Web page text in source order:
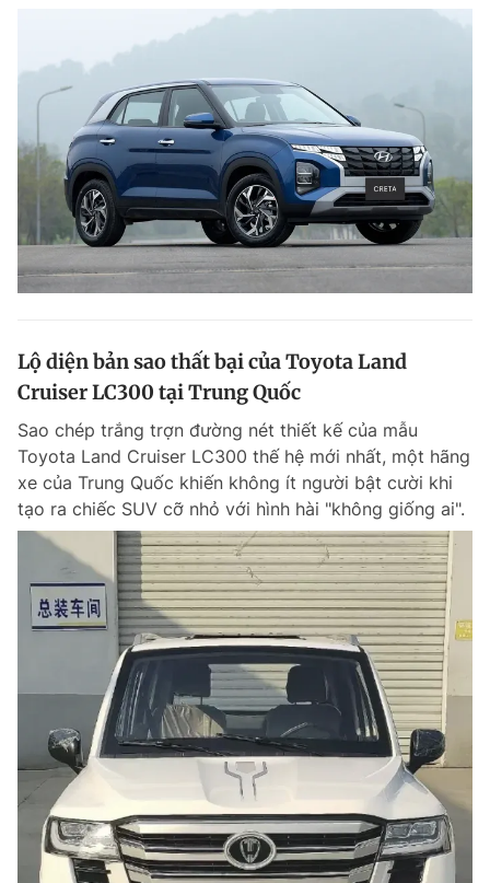
Lộ diện bản sao thất bại của Toyota Land
Cruiser LC300 tại Trung Quốc
Sao chép trắng trợn đường nét thiết kế của mẫu
Toyota Land Cruiser LC300 thế hệ mới nhất, một hãng
xe của Trung Quốc khiến không ít người bật cười khi
tạo ra chiếc SUV cỡ nhỏ với hình hài "không giống ai".